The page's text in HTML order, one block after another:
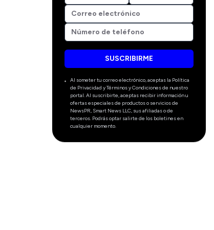
SUSCRIBIRME
Al someter tu correo electrónico, aceptas la Política
de Privacidad y Términos y Condiciones de nuestro
portal. Al suscribirte, aceptas recibir información u
ofertas especiales de productos o servicios de
NewsPR, Smart News LLC, sus afiliadas o de
terceros. Podrás optar salirte de los boletines en
cualquier momento.